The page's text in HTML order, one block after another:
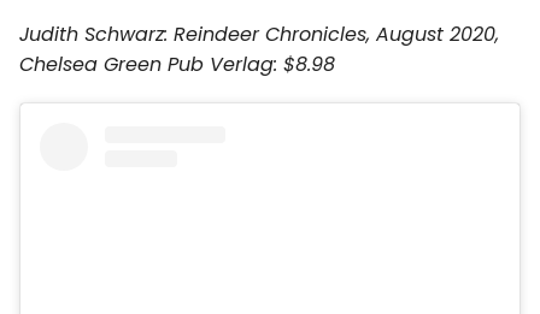
Judith Schwarz: Reindeer Chronicles, August 2020,
Chelsea Green Pub Verlag: $8.98